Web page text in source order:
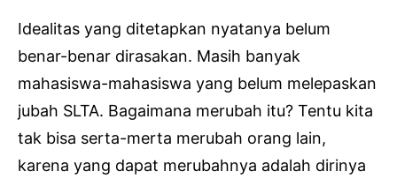
Idealitas yang ditetapkan nyatanya belum
benar-benar dirasakan. Masih banyak
mahasiswa-mahasiswa yang belum melepaskan
jubah SLTA. Bagaimana merubah itu? Tentu kita
tak bisa serta-merta merubah orang lain,
karena yang dapat merubahnya adalah dirinya